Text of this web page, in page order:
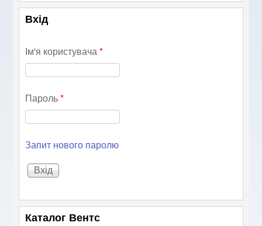
Вхід
Ім'я користувача*
Пароль*
Запит нового паролю
Каталог Вентс